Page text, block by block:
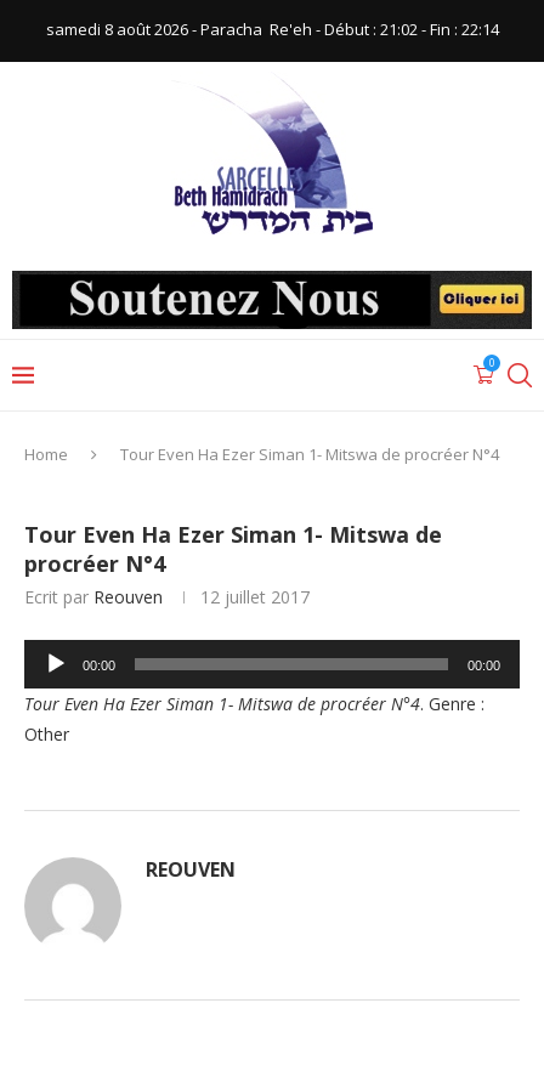
samedi 8 août 2026 - Paracha ‪ Re'eh‬ - Début : 21:02‬ - Fin : ‪22:14‬
0
Home Tour Even Ha Ezer Siman 1- Mitswa de procréer N°4
Tour Even Ha Ezer Siman 1- Mitswa de
procréer N°4
Ecrit par Reouven 12 juillet 2017
Lecteur
audio
00:00 00:00
Tour Even Ha Ezer Siman 1- Mitswa de procréer N°4. Genre :
Other
REOUVEN